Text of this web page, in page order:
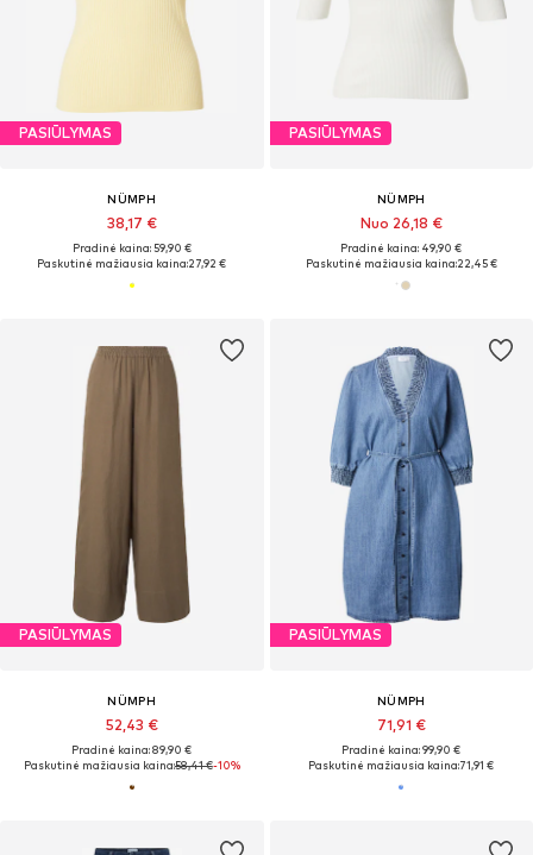
PASIŪLYMAS
NÜMPH
38,17 €
Pradinė kaina: 59,90 €
Paskutinė mažiausia kaina:27,92 €
PASIŪLYMAS
NÜMPH
Nuo 26,18 €
Pradinė kaina: 49,90 €
Paskutinė mažiausia kaina:22,45 €
PASIŪLYMAS
NÜMPH
52,43 €
Pradinė kaina: 89,90 €
Paskutinė mažiausia kaina:58,41 €-10%
PASIŪLYMAS
NÜMPH
71,91 €
Pradinė kaina: 99,90 €
Paskutinė mažiausia kaina:71,91 €